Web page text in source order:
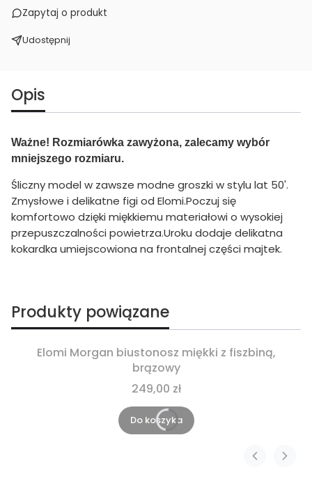
Zapytaj o produkt
Udostępnij
Opis
Ważne! Rozmiarówka zawyżona, zalecamy wybór
mniejszego rozmiaru.
Śliczny model w zawsze modne groszki w stylu lat 50'.
Zmysłowe i delikatne figi od Elomi.Poczuj się
komfortowo dzięki miękkiemu materiałowi o wysokiej
przepuszczalności powietrza.Uroku dodaje delikatna
kokardka umiejscowiona na frontalnej części majtek.
Produkty powiązane
Elomi Morgan biustonosz miękki z fiszbiną,
brązowy
249,00 zł
Do koszyka